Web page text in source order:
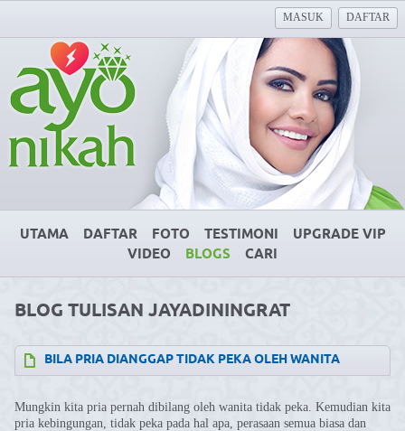
MASUK DAFTAR
UTAMA DAFTAR FOTO TESTIMONI
UPGRADE VIP
VIDEO
BLOGS CARI
BLOG TULISAN JAYADININGRAT
⁣BILA PRIA DIANGGAP TIDAK PEKA OLEH WANITA
Mungkin kita pria pernah dibilang oleh wanita tidak peka. Kemudian kita
pria kebingungan, tidak peka pada hal apa, perasaan semua biasa dan